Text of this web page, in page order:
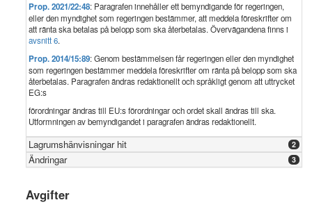
Prop. 2021/22:48: Paragrafen innehåller ett bemyndigande för regeringen,
eller den myndighet som regeringen bestämmer, att meddela föreskrifter om
att ränta ska betalas på belopp som ska återbetalas. Övervägandena finns i
avsnitt 6.
Prop. 2014/15:89: Genom bestämmelsen får regeringen eller den myndighet
som regeringen bestämmer meddela föreskrifter om ränta på belopp som ska
återbetalas. Paragrafen ändras redaktionellt och språkligt genom att uttrycket
EG:s
förordningar ändras till EU:s förordningar och ordet skall ändras till ska.
Utformningen av bemyndigandet i paragrafen ändras redaktionellt.
Lagrumshänvisningar hit 2
Ändringar 3
Avgifter